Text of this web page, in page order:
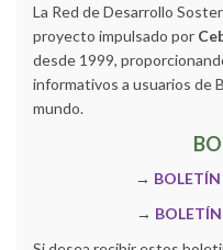
La Red de Desarrollo
proyecto impulsado por
desde 1999,
informativos a usuarios de
mundo.
→
→